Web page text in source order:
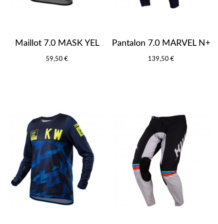
Maillot 7.0 MASK YEL
59,50 €
Pantalon 7.0 MARVEL N+
139,50 €